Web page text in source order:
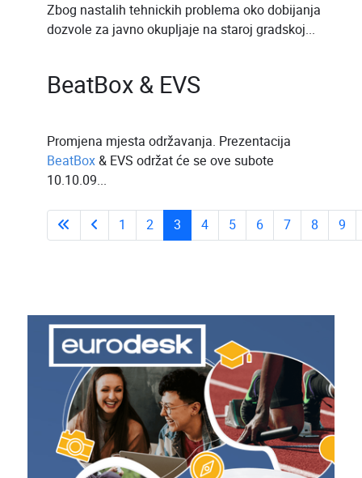
Zbog nastalih tehnickih problema oko dobijanja
dozvole za javno okupljaje na staroj gradskoj...
BeatBox & EVS
Promjena mjesta održavanja. Prezentacija
BeatBox& EVS održat će se ove subote
10.10.09...
Stranica 3 od 43
1 2 3 4 5 6 7 8 9